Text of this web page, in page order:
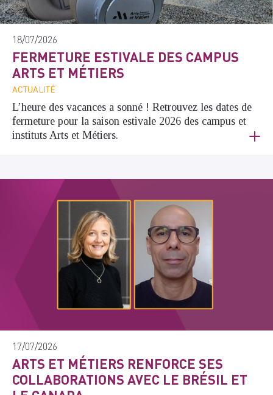
18/07/2026
FERMETURE ESTIVALE DES CAMPUS
ARTS ET MÉTIERS
ACTUALITÉ
L’heure des vacances a sonné ! Retrouvez les dates de
fermeture pour la saison estivale 2026 des campus et
instituts Arts et Métiers.
17/07/2026
ARTS ET MÉTIERS RENFORCE SES
COLLABORATIONS AVEC LE BRÉSIL ET